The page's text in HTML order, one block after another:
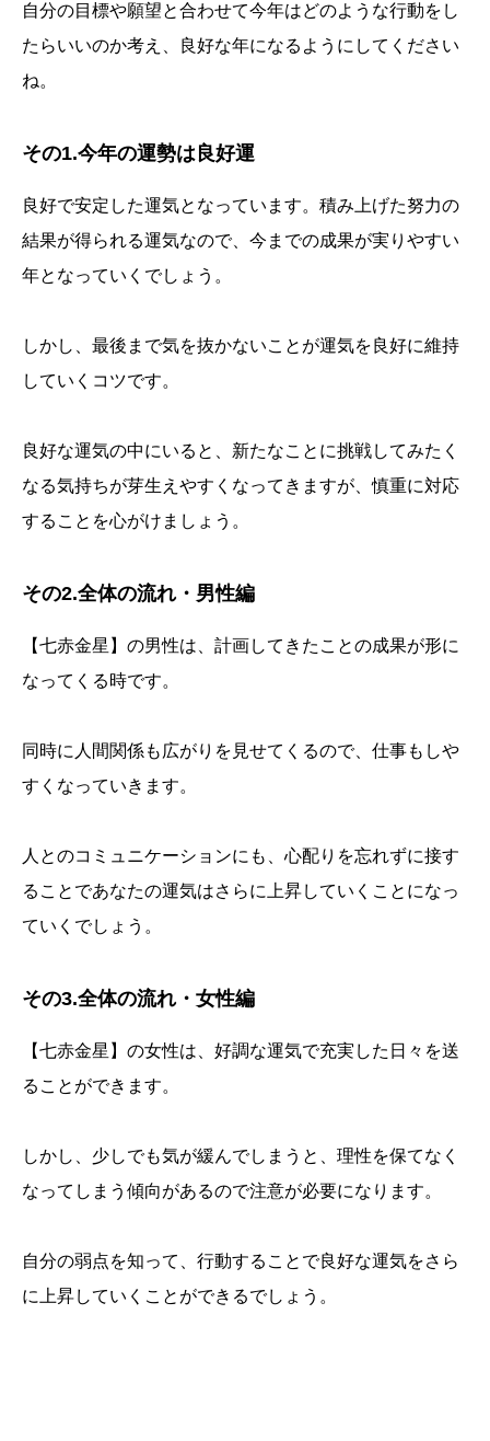
自分の目標や願望と合わせて今年はどのような行動をし
たらいいのか考え、良好な年になるようにしてください
ね。
その1.今年の運勢は良好運
良好で安定した運気となっています。積み上げた努力の
結果が得られる運気なので、今までの成果が実りやすい
年となっていくでしょう。
しかし、最後まで気を抜かないことが運気を良好に維持
していくコツです。
良好な運気の中にいると、新たなことに挑戦してみたく
なる気持ちが芽生えやすくなってきますが、慎重に対応
することを心がけましょう。
その2.全体の流れ・男性編
【七赤金星】の男性は、計画してきたことの成果が形に
なってくる時です。
同時に人間関係も広がりを見せてくるので、仕事もしや
すくなっていきます。
人とのコミュニケーションにも、心配りを忘れずに接す
ることであなたの運気はさらに上昇していくことになっ
ていくでしょう。
その3.全体の流れ・女性編
【七赤金星】の女性は、好調な運気で充実した日々を送
ることができます。
しかし、少しでも気が緩んでしまうと、理性を保てなく
なってしまう傾向があるので注意が必要になります。
自分の弱点を知って、行動することで良好な運気をさら
に上昇していくことができるでしょう。